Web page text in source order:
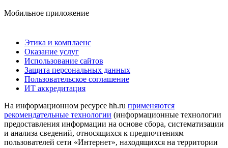
Мобильное приложение
Этика и комплаенс
Оказание услуг
Использование сайтов
Защита персональных данных
Пользовательское соглашение
ИТ аккредитация
На информационном ресурсе hh.ru применяются
рекомендательные технологии (информационные технологии
предоставления информации на основе сбора, систематизации
и анализа сведений, относящихся к предпочтениям
пользователей сети «Интернет», находящихся на территории